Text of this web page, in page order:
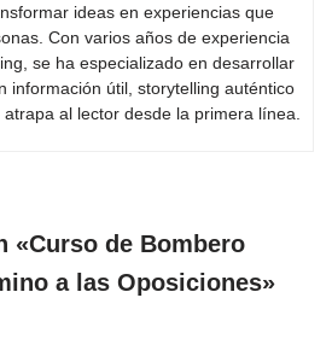
ideas en experiencias que
Con varios años de experiencia
se ha especializado en desarrollar
información útil, storytelling auténtico
al lector desde la primera línea.
«Curso de Bombero
a las Oposiciones»